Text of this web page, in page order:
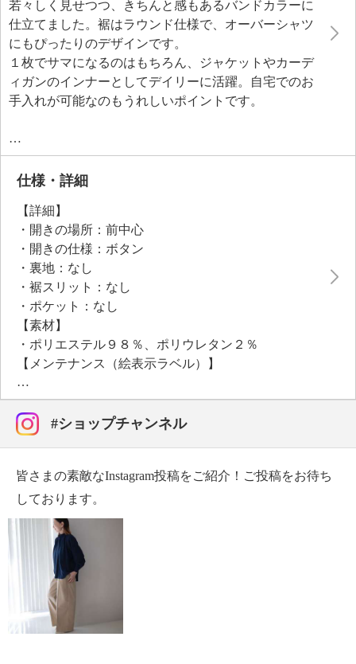
若々しく見せつつ、きちんと感もあるバンドカラーに
仕立てました。裾はラウンド仕様で、オーバーシャツ
にもぴったりのデザインです。
１枚でサマになるのはもちろん、ジャケットやカーデ
ィガンのインナーとしてデイリーに活躍。自宅でのお
手入れが可能なのもうれしいポイントです。
●普段と同じサイズをおすすめ
仕様・詳細
【詳細】
・開きの場所：前中心
・開きの仕様：ボタン
・裏地：なし
・裾スリット：なし
・ポケット：なし
【素材】
・ポリエステル９８％、ポリウレタン２％
【メンテナンス（絵表示ラベル）】
・洗濯機：可
・漂白処理：塩素系・酸素系漂白不可
・タンブル乾燥：不可
・自然乾燥：日陰の吊り干し
・ドライクリーニング：不可
・ウエットクリーニング：可
【メンテナンス（ケアラベル）】
・単品洗い
・水や汗などによる色落ち、色移り注意
・摩擦による色落ち、色移り注意
・ネット使用
【原産国（地）】
・中国製
#ショップチャンネル
皆さまの素敵なInstagram投稿をご紹介！ご投稿をお待ち
しております。